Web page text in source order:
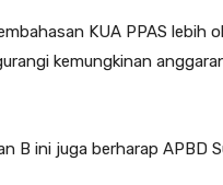
KUA PPAS lebih
kemungkinan
B ini juga berharap